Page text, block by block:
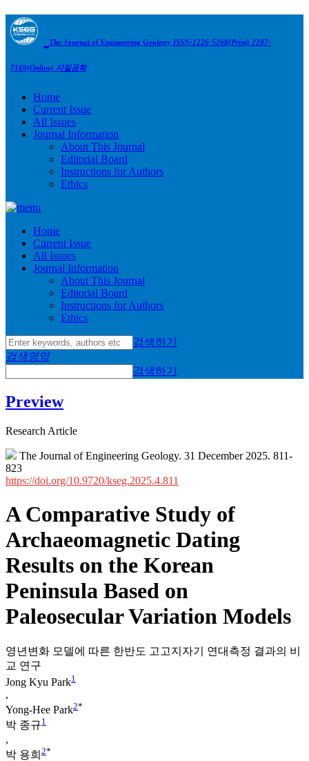
The Journal of Engineering Geology ISSN:1226-5268(Print) 2287-
7169(Online) 지질공학
Home
Current Issue
All Issues
Journal Information
About This Journal
Editorial Board
Instructions for Authors
Ethics
Home
Current Issue
All Issues
Journal Information
About This Journal
Editorial Board
Instructions for Authors
Ethics
검색하기
검색영역
검색하기
Preview
Research Article
The Journal of Engineering Geology. 31 December 2025. 811-
823
https://doi.org/10.9720/kseg.2025.4.811
A Comparative Study of
Archaeomagnetic Dating
Results on the Korean
Peninsula Based on
Paleosecular Variation Models
영년변화 모델에 따른 한반도 고고지자기 연대측정 결과의 비
교 연구
Jong Kyu Park1
,
Yong-Hee Park2*
박 종규1
,
박 용희 2*